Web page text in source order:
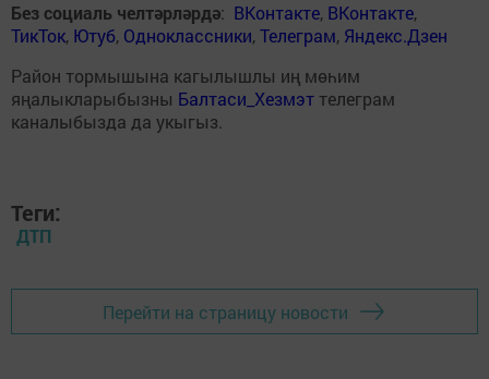
Без социаль челтәрләрдә: ВКонтакте, ВКонтакте,
ТикТок, Ютуб, Одноклассники,Телеграм, Яндекс.Дзен
Район тормышына кагылышлы иң мөһим
яңалыкларыбызны Балтаси_Хезмэт телеграм
каналыбызда да укыгыз.
Теги:
ДТП
Перейти на страницу новости